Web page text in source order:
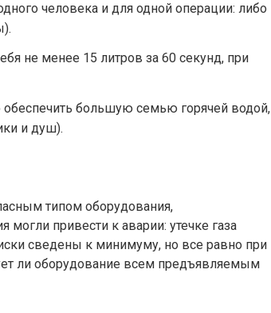
человека и для одной операции: либо
не менее 15 литров за 60 секунд, при
большую семью горячей водой,
и душ).
типом оборудования,
могли привести к аварии: утечке газа
сведены к минимуму, но все равно при
ли оборудование всем предъявляемым